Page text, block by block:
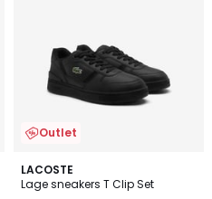
Outlet
LACOSTE
Lage sneakers T Clip Set
5
/